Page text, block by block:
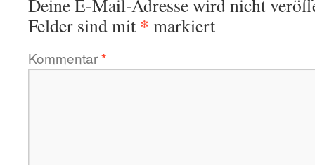
Deine E-Mail-Adresse wird nicht
Felder sind mit * markiert
Kommentar*